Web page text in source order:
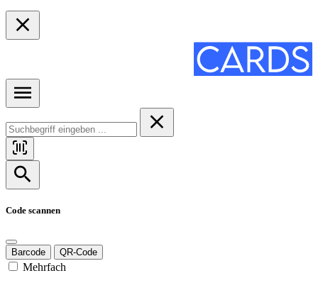
Code scannen
Barcode QR-Code
Mehrfach